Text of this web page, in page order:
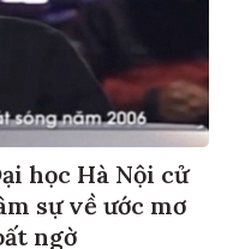
học Hà Nội cử
sự về ước mơ
ngờ